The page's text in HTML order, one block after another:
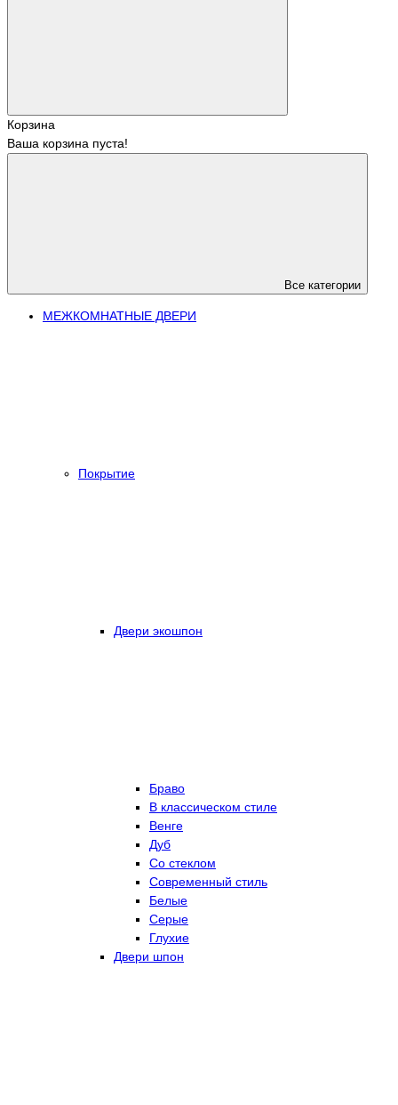
Корзина
Ваша корзина пуста!
Все категории
МЕЖКОМНАТНЫЕ ДВЕРИ
Покрытие
Двери экошпон
Браво
В классическом стиле
Венге
Дуб
Со стеклом
Современный стиль
Белые
Серые
Глухие
Двери шпон